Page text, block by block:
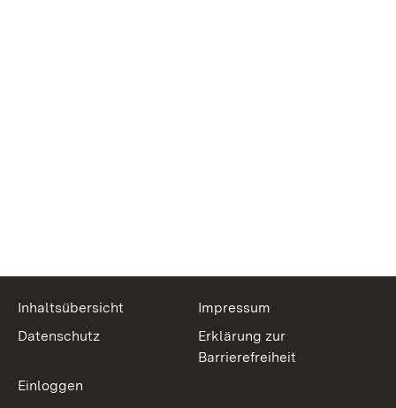
Inhaltsübersicht
Impressum
Datenschutz
Erklärung zur
Barrierefreiheit
Einloggen